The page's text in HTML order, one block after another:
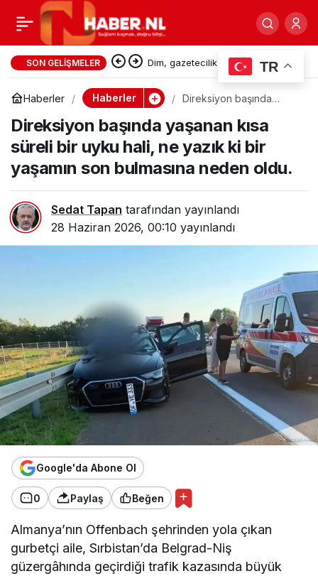
SON GELIŞMELER Dim, gazetecilik yasası taslağını
Bakan Gürlek’e sundu
Haberler Haberler
Direksiyon başında
uyku hali, ne yazık ki bir
yaşamın son bulmasına
neden oldu.
Direksiyon başında yaşanan kısa
süreli bir uyku hali, ne yazık ki bir
yaşamın son bulmasına neden oldu.
Sedat Tapan tarafından yayınlandı
28 Haziran 2026, 00:10 yayınlandı
Google'da Abone Ol
0 Paylaş Beğen
Almanya’nın Offenbach şehrinden yola çıkan
gurbetçi aile, Sırbistan’da Belgrad-Niş
güzergâhında geçirdiği trafik kazasında büyük
Almere’de Uyuşturucu
Taciri Suçüstü
Yakalandı: Evinde 50 Bin
Euro Nakit Bulundu
0 Paylaş
TR